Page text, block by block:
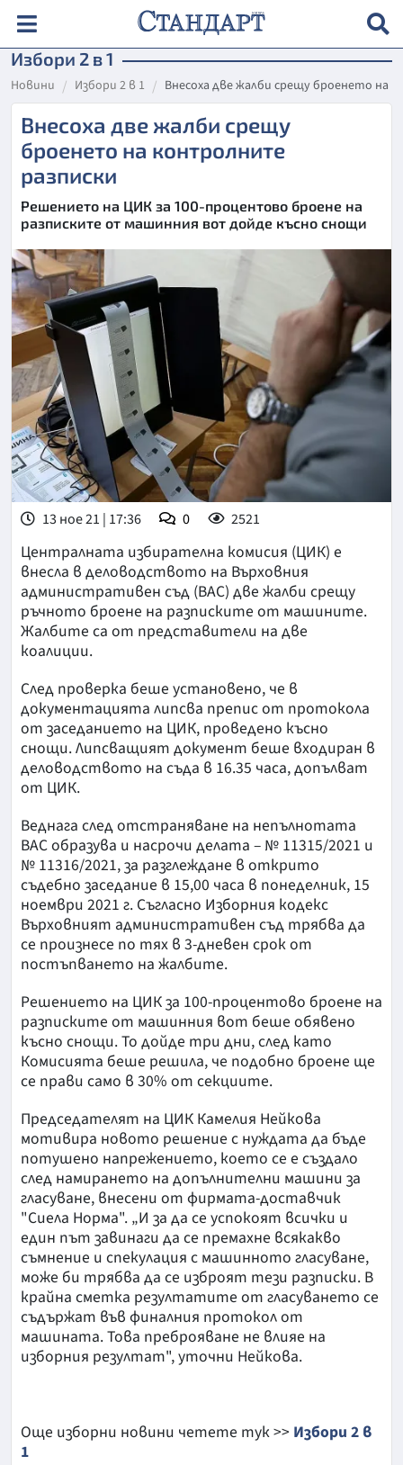
Избори 2 в 1
Новини Избори 2 в 1 Внесоха две жалби срещу броенето на
Внесоха две жалби срещу
броенето на контролните
разписки
Решението на ЦИК за 100-процентово броене на
разписките от машинния вот дойде късно снощи
13 ное 21 | 17:36 0 2521
Централната избирателна комисия (ЦИК) е
внесла в деловодството на Върховния
административен съд (ВАС) две жалби срещу
ръчното броене на разписките от машините.
Жалбите са от представители на две
коалиции.
След проверка беше установено, че в
документацията липсва препис от протокола
от заседанието на ЦИК, проведено късно
снощи. Липсващият документ беше входиран в
деловодството на съда в 16.35 часа, допълват
от ЦИК.
Веднага след отстраняване на непълнотата
ВАС образува и насрочи делата – № 11315/2021 и
№ 11316/2021, за разглеждане в открито
съдебно заседание в 15,00 часа в понеделник, 15
ноември 2021 г. Съгласно Изборния кодекс
Върховният административен съд трябва да
се произнесе по тях в 3-дневен срок от
постъпването на жалбите.
Решението на ЦИК за 100-процентово броене на
разписките от машинния вот беше обявено
късно снощи. То дойде три дни, след като
Комисията беше решила, че подобно броене ще
се прави само в 30% от секциите.
Председателят на ЦИК Камелия Нейкова
мотивира новото решение с нуждата да бъде
потушено напрежението, което се е създало
след намирането на допълнителни машини за
гласуване, внесени от фирмата-доставчик
"Сиела Норма". „И за да се успокоят всички и
един път завинаги да се премахне всякакво
съмнение и спекулация с машинното гласуване,
може би трябва да се изброят тези разписки. В
крайна сметка резултатите от гласуването се
съдържат във финалния протокол от
машината. Това преброяване не влияе на
изборния резултат", уточни Нейкова.
Още изборни новини четете тук >> Избори 2 в
1